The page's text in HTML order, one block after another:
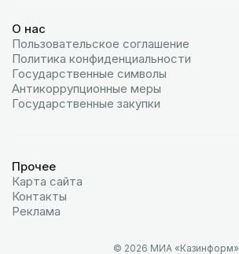
О нас
Пользовательское соглашение
Политика конфиденциальности
Государственные символы
Антикоррупционные меры
Государственные закупки
Прочее
Карта сайта
Контакты
Реклама
© 2026 МИА «Казинформ»